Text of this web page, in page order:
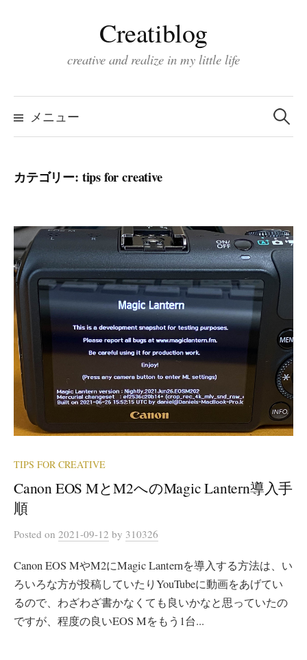
ツ
へ
ス
ッ
Creatiblog
creative and realize in my little life
メニュー
検
索:
カテゴリー: tips for creative
TIPS FOR CREATIVE
Canon EOS MとM2へのMagic Lantern導入手
順
Posted on 2021-09-12 by 310326
Canon EOS MやM2にMagic Lanternを導入する方法は、い
ろいろな方が投稿していたりYouTubeに動画をあげてい
るので、わざわざ書かなくても良いかなと思っていたの
ですが、程度の良いEOS Mをもう1台...